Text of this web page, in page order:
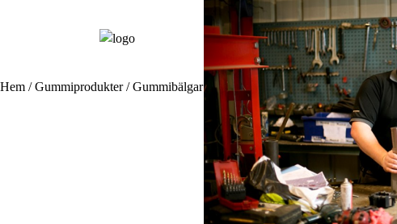
Hem /Gummiprodukter/Gummibälgar - standard
/ Gummibälg Neopren